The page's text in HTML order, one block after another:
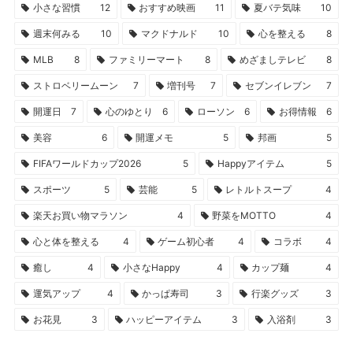
小さな習慣 12 おすすめ映画 11 夏バテ気味 10
週末何みる 10 マクドナルド 10 心を整える 8
MLB 8 ファミリーマート 8 めざましテレビ 8
ストロベリームーン 7 増刊号 7 セブンイレブン 7
開運日 7 心のゆとり 6 ローソン 6 お得情報 6
美容 6 開運メモ 5 邦画 5
FIFAワールドカップ2026 5 Happyアイテム 5
スポーツ 5 芸能 5 レトルトスープ 4
楽天お買い物マラソン 4 野菜をMOTTO 4
心と体を整える 4 ゲーム初心者 4 コラボ 4
癒し 4 小さなHappy 4 カップ麺 4
運気アップ 4 かっぱ寿司 3 行楽グッズ 3
お花見 3 ハッピーアイテム 3 入浴剤 3